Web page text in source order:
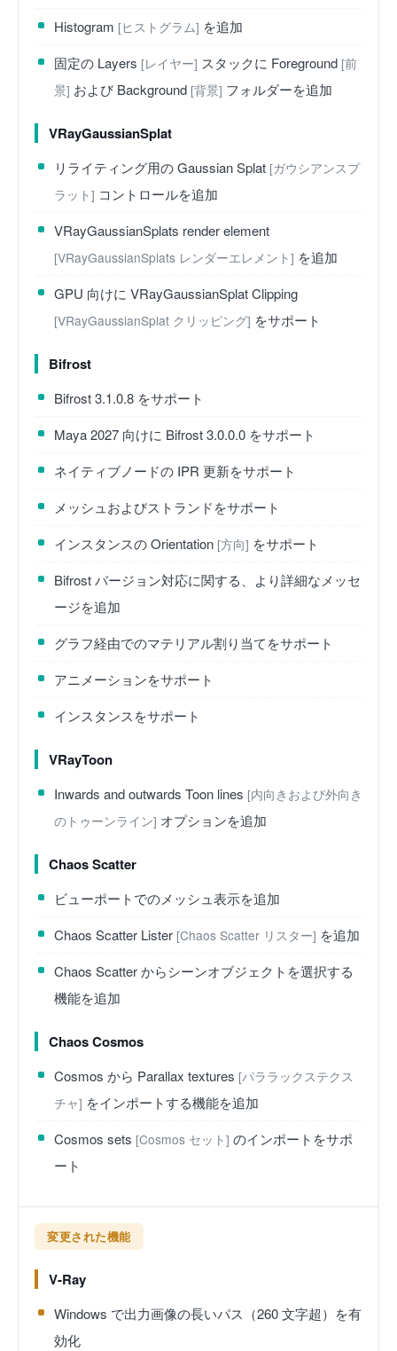
Histogram [ヒストグラム] を追加
固定の Layers [レイヤー] スタックに Foreground [前
景] および Background [背景] フォルダーを追加
VRayGaussianSplat
リライティング用の Gaussian Splat [ガウシアンスプ
ラット] コントロールを追加
VRayGaussianSplats render element
[VRayGaussianSplats レンダーエレメント] を追加
GPU 向けに VRayGaussianSplat Clipping
[VRayGaussianSplat クリッピング] をサポート
Bifrost
Bifrost 3.1.0.8 をサポート
Maya 2027 向けに Bifrost 3.0.0.0 をサポート
ネイティブノードの IPR 更新をサポート
メッシュおよびストランドをサポート
インスタンスの Orientation [方向] をサポート
Bifrost バージョン対応に関する、より詳細なメッセ
ージを追加
グラフ経由でのマテリアル割り当てをサポート
アニメーションをサポート
インスタンスをサポート
VRayToon
Inwards and outwards Toon lines [内向きおよび外向き
のトゥーンライン] オプションを追加
Chaos Scatter
ビューポートでのメッシュ表示を追加
Chaos Scatter Lister [Chaos Scatter リスター] を追加
Chaos Scatter からシーンオブジェクトを選択する
機能を追加
Chaos Cosmos
Cosmos から Parallax textures [パララックステクス
チャ] をインポートする機能を追加
Cosmos sets [Cosmos セット] のインポートをサポ
ート
変更された機能
V-Ray
Windows で出力画像の長いパス（260 文字超）を有
効化